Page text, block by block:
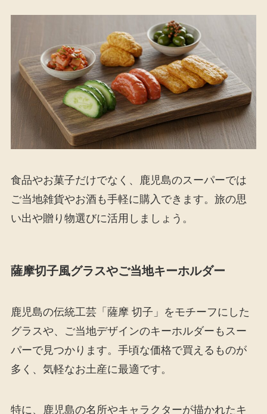
食品やお菓子だけでなく、鹿児島のスーパーでは
ご当地雑貨やお酒も手軽に購入できます。旅の思
い出や贈り物選びに活用しましょう。
薩摩切子風グラスやご当地キーホルダー
鹿児島の伝統工芸「薩摩 切子」をモチーフにした
グラスや、ご当地デザインのキーホルダーもスー
パーで見つかります。手頃な価格で買えるものが
多く、気軽なお土産に最適です。
特に、鹿児島の名所やキャラクターが描かれたキ